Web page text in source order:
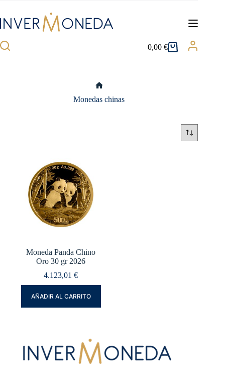
contenido
Carro
0,00€
Monedas chinas
Moneda Panda Chino
Oro 30 gr 2026
4.123,01€
AÑADIR AL CARRITO